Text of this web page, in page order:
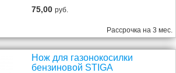
75,00руб.
Рассрочка на 3 мес.
Нож для газонокосилки
бензиновой STIGA